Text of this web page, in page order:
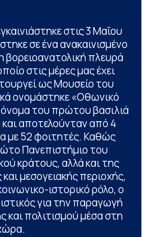
στις 3 Μαΐου
σε ένα ανακαινισμένο
βορειοανατολική πλευρά
στις μέρες μας έχει
ως Μουσείο του
ονομάστηκε «Οθωνικό
του πρώτου βασιλιά
αποτελούνταν από 4
με 52 φοιτητές. Καθώς
Πανεπιστήμιο του
κράτους, αλλά και της
μεσογειακής περιοχής,
ιστορικό ρόλο, ο
για την παραγωγή
και πολιτισμού μέσα στη